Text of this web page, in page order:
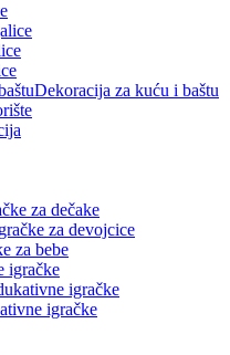
Dekoracija za kuću i baštu
za dečake
za devojcice
za bebe
igračke
igračke
igračke